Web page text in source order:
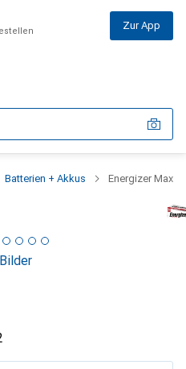
Zur App
Batterien + Akkus Energizer Max